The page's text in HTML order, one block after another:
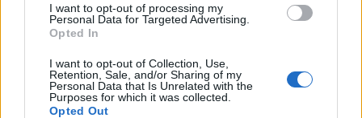
I want to opt-out of processing my
Personal Data for Targeted Advertising.
Opted In
I want to opt-out of Collection, Use,
Retention, Sale, and/or Sharing of my
Personal Data that Is Unrelated with the
Purposes for which it was collected.
Opted Out